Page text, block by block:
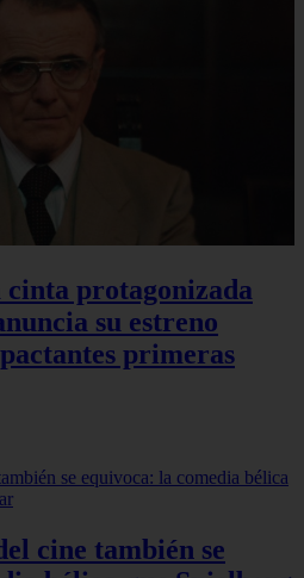
protagonizada
su estreno
primeras
cine también se